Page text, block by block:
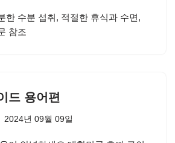
한 수분 섭취, 적절한 휴식과 수면,
참조
드 용어편
2024년 09월 09일